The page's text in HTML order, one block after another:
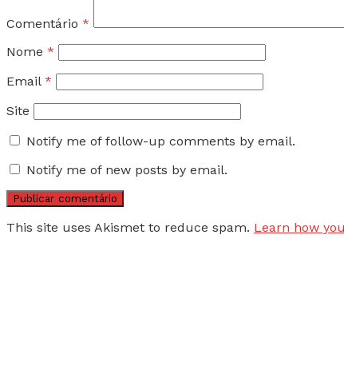
Comentário *
Nome *
Email *
Site
Notify me of follow-up comments by email.
Notify me of new posts by email.
This site uses Akismet to reduce spam. Learn how